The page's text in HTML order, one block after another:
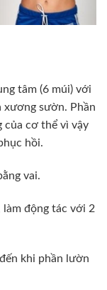
tâm (6 múi) với
xương sườn. Phần
của cơ thể vì vậy
hồi.
vai.
động tác với 2
khi phần lườn